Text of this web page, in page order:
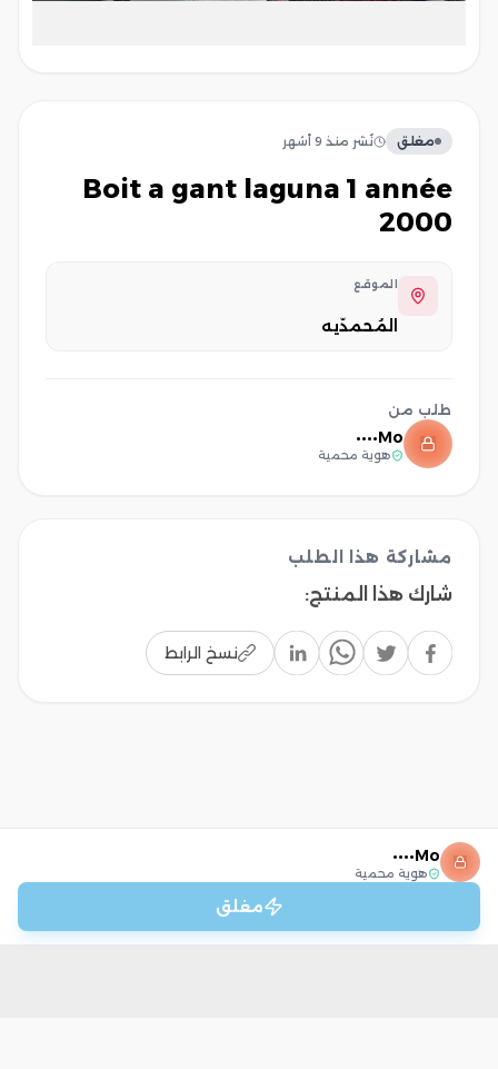
مغلق نُشر منذ 9 أشهر
boit a gant laguna 1 année
2000
الموقع
المُحمدّيه
طلب من
Mo••••
هوية محمية
مشاركة هذا الطلب
شارك هذا المنتج:
نسخ الرابط
Mo••••
هوية محمية
مغلق